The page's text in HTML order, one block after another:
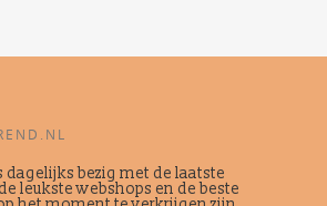
dagelijks bezig met de laatste
leukste webshops en de beste